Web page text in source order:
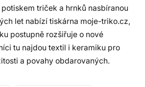
triček a hrnků nasbíranou
let nabízí tiskárna moje-triko.cz,
postupně rozšiřuje o nové
tu najdou textil i keramiku pro
a povahy obdarovaných.